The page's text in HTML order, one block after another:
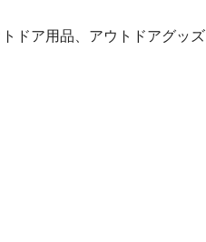
ドア用品、アウトドアグッズ